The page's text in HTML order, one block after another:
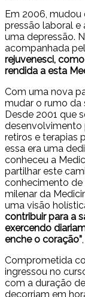
Em 2006, mudou
pressão laboral e
uma depressão.
acompanhada
rejuvenesci,
rendida a esta
Com uma nova
mudar o rumo da
Desde 2001 que
desenvolvimento
retiros e terapias
essa era uma
conheceu a
partilhar este
conhecimento
milenar da
uma visão
contribuir para a
exercendo
enche o coração”
Comprometida
ingressou no
com a duração
decorriam em